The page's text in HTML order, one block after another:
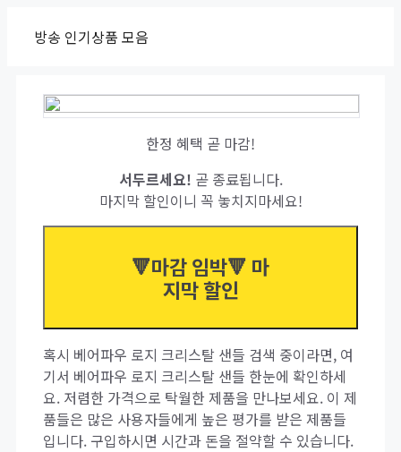
방송 인기상품 모음
한정 혜택 곧 마감!
서두르세요! 곧 종료됩니다.
마지막 할인이니 꼭 놓치지마세요!
🔻마감 임박🔻 마
지막 할인
혹시 베어파우 로지 크리스탈 샌들 검색 중이라면, 여
기서 베어파우 로지 크리스탈 샌들 한눈에 확인하세
요. 저렴한 가격으로 탁월한 제품을 만나보세요. 이 제
품들은 많은 사용자들에게 높은 평가를 받은 제품들
입니다. 구입하시면 시간과 돈을 절약할 수 있습니다.